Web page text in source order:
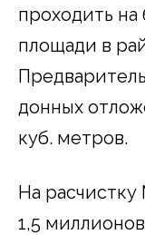
проходить на
площади в
донных
куб. метров.
На
1,5